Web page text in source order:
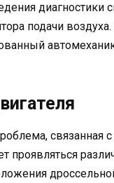
диагностики
подачи воздуха.
связанная
проявляться